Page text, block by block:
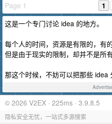
Page 1
1
这是一个专门讨论 idea 的地方。
每个人的时间，资源是有限的，有
但是由于现实的限制，却并不是所
那这个时候，不妨可以把那些 idea
© 2026 V2EX · 225ms · 3.9.8.5
隐私安全无忧，一站式多源搜索